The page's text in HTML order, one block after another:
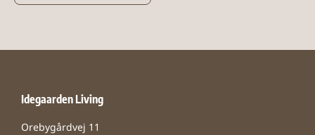
Idegaarden Living
Orebygårdvej 11